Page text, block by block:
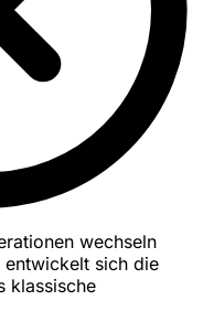
wechseln
entwickelt sich die
klassische